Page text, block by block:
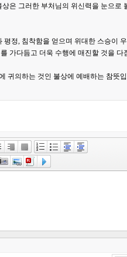
은 그러한 부처님의 위신력을 눈으로
정, 침착함을 얻으며 위대한 스승이
가다듬고 더욱 수행에 매진할 것을 다
귀의하는 것인 불상에 예배하는 참뜻